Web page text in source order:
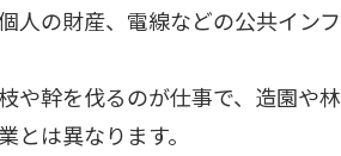
人の財産、電線などの公共イン
や幹を伐るのが仕事で、造園や
とは異なります。